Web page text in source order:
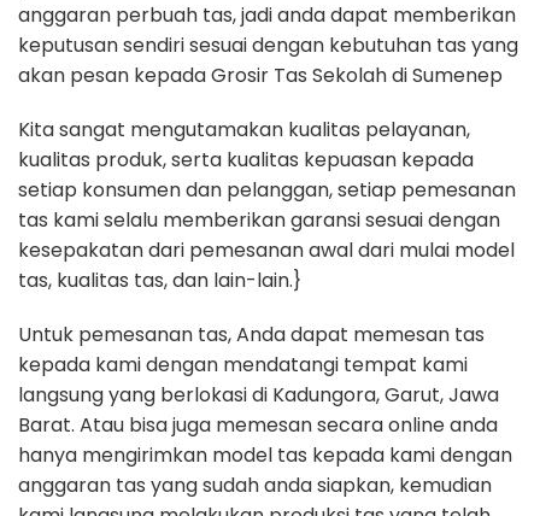
anggaran perbuah tas, jadi anda dapat memberikan
keputusan sendiri sesuai dengan kebutuhan tas yang
akan pesan kepada Grosir Tas Sekolah di Sumenep
Kita sangat mengutamakan kualitas pelayanan,
kualitas produk, serta kualitas kepuasan kepada
setiap konsumen dan pelanggan, setiap pemesanan
tas kami selalu memberikan garansi sesuai dengan
kesepakatan dari pemesanan awal dari mulai model
tas, kualitas tas, dan lain-lain.}
Untuk pemesanan tas, Anda dapat memesan tas
kepada kami dengan mendatangi tempat kami
langsung yang berlokasi di Kadungora, Garut, Jawa
Barat. Atau bisa juga memesan secara online anda
hanya mengirimkan model tas kepada kami dengan
anggaran tas yang sudah anda siapkan, kemudian